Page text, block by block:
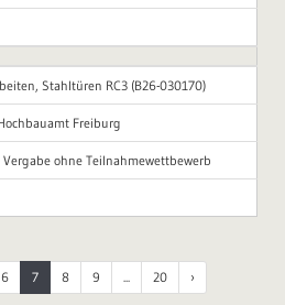
Stahltüren RC3 (B26-030170)
Freiburg
ohne Teilnahmewettbewerb
6 7 8 9 ... 20 ›